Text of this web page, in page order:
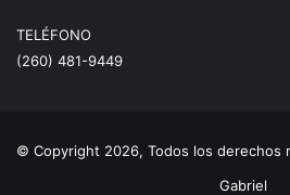
TELÉFONO
(260) 481-9449
© Copyright 2026, Todos los derechos
Gabriel